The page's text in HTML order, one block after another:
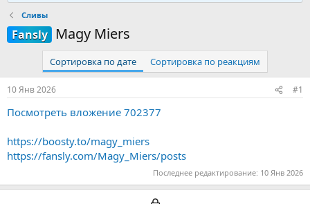
Сливы
Fansly Magy Miers
Сортировка по дате Сортировка по реакциям
10 Янв 2026 #1
Посмотреть вложение 702377
https://boosty.to/magy_miers
https://fansly.com/Magy_Miers/posts
Последнее редактирование: 10 Янв 2026